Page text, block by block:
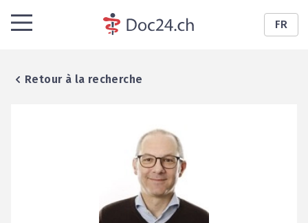
FR
Retour à la recherche